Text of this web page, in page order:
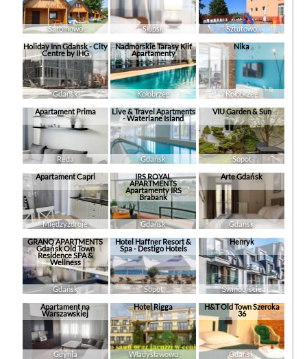
Sarbinowo Słupsk
Sztutowo
Holiday Inn Gdansk - City
Centre by IHG
Gdańsk
Nadmorskie Tarasy Klif
Apartamenty
Kołobrzeg
Nika
Kołobrzeg
Apartament Prima
Reda
Live & Travel Apartments
- Waterlane Island
Gdańsk
VIU Garden & Sun
Sopot
Apartament Capri
Międzyzdroje
IRS ROYAL
APARTMENTS
Apartamenty IRS
Brabank
Gdańsk
Arte Gdańsk
Gdańsk
GRANO APARTMENTS
Gdańsk Old Town
Residence SPA &
Wellness
Gdańsk
Hotel Haffner Resort &
Spa - Destigo Hotels
Sopot
Henryk
Świnoujście
Apartament na
Warszawskiej
Gdynia
Hotel Rigga
Władysławowo
H&T Old Town Szeroka
36
Gdańsk